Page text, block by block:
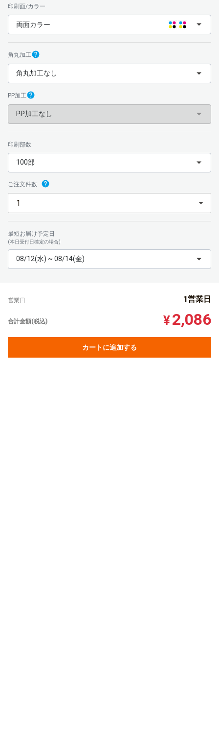
印刷面/カラー
両面カラー
角丸加工
角丸加工なし
PP加工
PP加工なし
印刷部数
100部
ご注文件数
最短お届け予定日
(本日受付日確定の場合)
08/12(水) ~ 08/14(金)
営業日 1営業日
合計金額(税込) ¥2,086
カートに追加する